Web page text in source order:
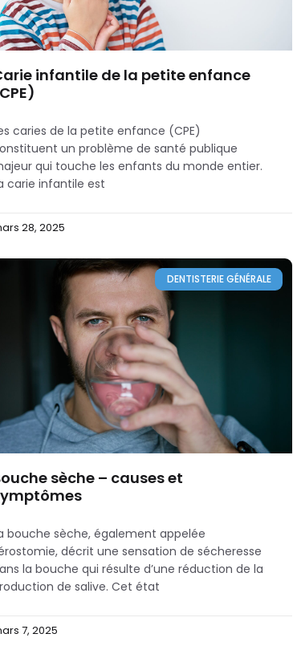
infantile de la petite enfance
caries de la petite enfance (CPE)
un problème de santé publique
qui touche les enfants du monde entier.
carie infantile est
28, 2025
DENTISTERIE GÉNÉRALE
sèche – causes et
bouche sèche, également appelée
décrit une sensation de sécheresse
la bouche qui résulte d’une réduction de la
de salive. Cet état
7, 2025